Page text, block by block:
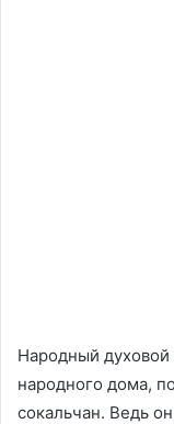
Народный духовой
народного дома,
сокальчан. Ведь